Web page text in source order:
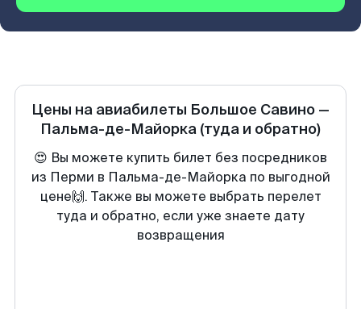
Цены на авиабилеты Большое Савино —
Пальма-де-Майорка (туда и обратно)
😍 Вы можете купить билет без посредников
из Перми в Пальма-де-Майорка по выгодной
цене🙌. Также вы можете выбрать перелет
туда и обратно, если уже знаете дату
возвращения